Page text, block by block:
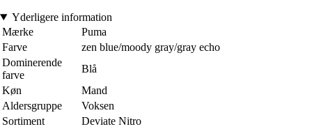
Yderligere information
Mærke
Puma
Farve
zen blue/moody gray/gray echo
Dominerende
farve
Blå
Køn
Mand
Aldersgruppe
Voksen
Sortiment
Deviate Nitro